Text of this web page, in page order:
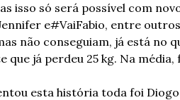
isso só será possível com
e#VaiFabio, entre
não conseguiam, já está no
que já perdeu 25 kg. Na média,
esta história toda foi